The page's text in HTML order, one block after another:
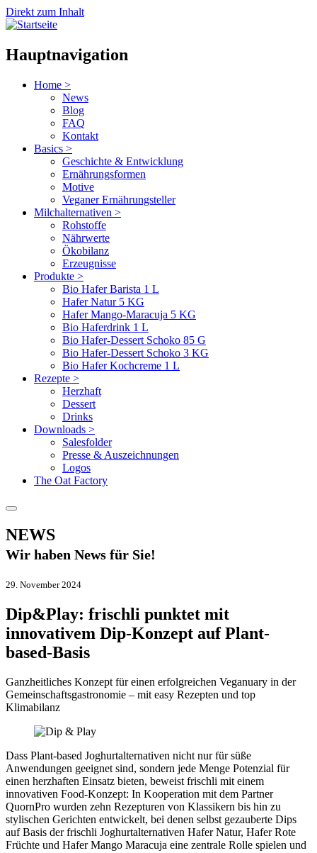
Direkt zum Inhalt
Hauptnavigation
Home >
News
Blog
FAQ
Kontakt
Basics >
Geschichte & Entwicklung
Ernährungsformen
Motive
Veganer Ernährungsteller
Milchalternativen >
Rohstoffe
Nährwerte
Ökobilanz
Erzeugnisse
Produkte >
Bio Hafer Barista 1 L
Hafer Natur 5 KG
Hafer Mango-Maracuja 5 KG
Bio Haferdrink 1 L
Bio Hafer-Dessert Schoko 85 G
Bio Hafer-Dessert Schoko 3 KG
Bio Hafer Kochcreme 1 L
Rezepte >
Herzhaft
Dessert
Drinks
Downloads >
Salesfolder
Presse & Auszeichnungen
Logos
The Oat Factory
NEWS
Wir haben News für Sie!
29. November 2024
Dip&Play: frischli punktet mit
innovativem Dip-Konzept auf Plant-
based-Basis
Ganzheitliches Konzept für einen erfolgreichen Veganuary in der
Gemeinschaftsgastronomie – mit easy Rezepten und top
Klimabilanz
Dass Plant-based Joghurtalternativen nicht nur für süße
Anwendungen geeignet sind, sondern jede Menge Potenzial für
einen herzhaften Einsatz bieten, beweist frischli mit einem
innovativen Food-Konzept: In Kooperation mit dem Partner
QuornPro wurden zehn Rezepturen von Klassikern bis hin zu
stylischen Gerichten entwickelt, bei denen selbst gezauberte Dips
auf Basis der frischli Joghurtalternativen Hafer Natur, Hafer Rote
Früchte und Hafer Mango Maracuja eine zentrale Rolle spielen und